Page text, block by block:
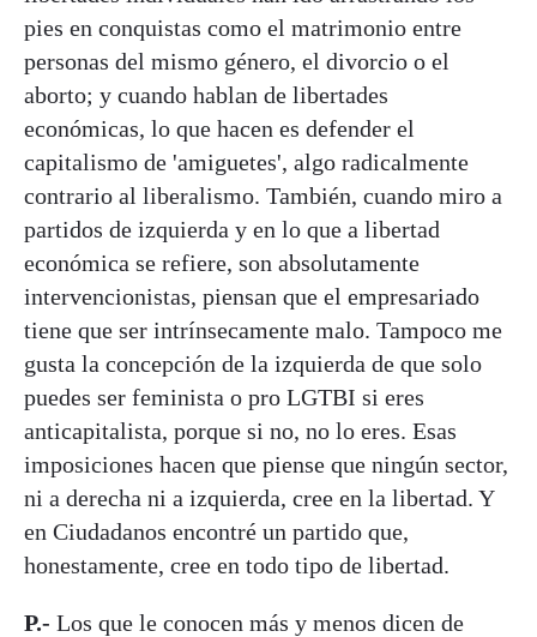
pies en conquistas como el matrimonio entre
personas del mismo género, el divorcio o el
aborto; y cuando hablan de libertades
económicas, lo que hacen es defender el
capitalismo de 'amiguetes', algo radicalmente
contrario al liberalismo. También, cuando miro a
partidos de izquierda y en lo que a libertad
económica se refiere, son absolutamente
intervencionistas, piensan que el empresariado
tiene que ser intrínsecamente malo. Tampoco me
gusta la concepción de la izquierda de que solo
puedes ser feminista o pro LGTBI si eres
anticapitalista, porque si no, no lo eres. Esas
imposiciones hacen que piense que ningún sector,
ni a derecha ni a izquierda, cree en la libertad. Y
en Ciudadanos encontré un partido que,
honestamente, cree en todo tipo de libertad.
P.- Los que le conocen más y menos dicen de